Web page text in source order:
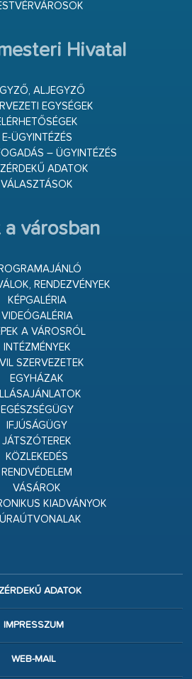
Hivatal
ALJEGYZŐ
EGYSÉGEK
E-ÜGYINTÉZÉS
– ÜGYINTÉZÉS
ADATOK
VÁLASZTÁSOK
a városban
RENDEZVÉNYEK
KÉPGALÉRIA
VIDEÓGALÉRIA
A VÁROSRÓL
INTÉZMÉNYEK
SZERVEZETEK
EGYHÁZAK
EGÉSZSÉGÜGY
IFJÚSÁGÜGY
JÁTSZÓTEREK
KÖZLEKEDÉS
RENDVÉDELEM
VÁSÁROK
KIADVÁNYOK
ADATOK
IMPRESSZUM
WEB-MAIL